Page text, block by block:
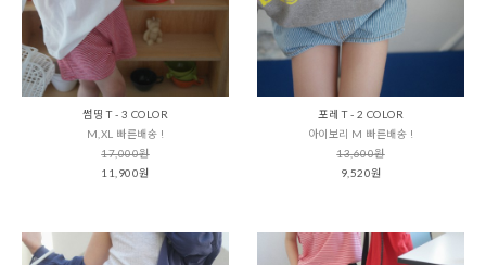
썸띵 T - 3 COLOR
M,XL 빠른배송 !
17,000원
11,900원
포레 T - 2 COLOR
아이보리 M 빠른배송 !
13,600원
9,520원